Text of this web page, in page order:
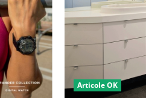
Articole OK